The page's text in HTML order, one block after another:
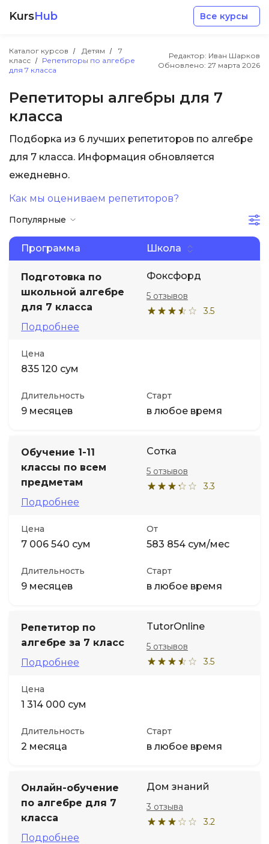
KursHub Все курсы
Каталог курсов Детям
7
класс
Репетиторы по алгебре
для 7 класса
Редактор: Иван Шарков
Обновлено: 27 марта 2026
Репетиторы алгебры для 7
класса
Подборка из 6 лучших репетиторов по алгебре
для 7 класса. Информация обновляется
ежедневно.
Как мы оцениваем репетиторов?
Популярные
Программа Школа
Подготовка по
школьной алгебре
для 7 класса
Подробнее
Фоксфорд
3.5
5 отзывов
Цена
835 120 сум
Длительность
9 месяцев
Старт
в любое время
Обучение 1-11
классы по всем
предметам
Подробнее
Сотка
3.3
5 отзывов
Цена
7 006 540 сум
От
583 854 сум/мес
Длительность
9 месяцев
Старт
в любое время
Репетитор по
алгебре за 7 класс
Подробнее
TutorOnline
3.5
5 отзывов
Цена
1 314 000 сум
Длительность
2 месяца
Старт
в любое время
Онлайн-обучение
по алгебре для 7
класса
Подробнее
Дом знаний
3.2
3 отзыва
Маркетинг
Дизайн
Менеджмент
Иностранные языки
Soft Skills
ДПО
Детям